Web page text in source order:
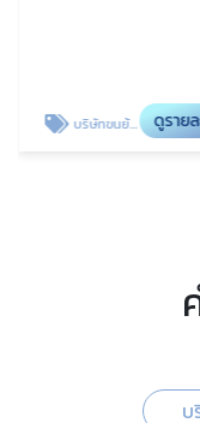
บริษัทขนย้ายเครื่องจักร
บ